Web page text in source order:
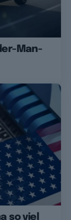
Man-
so viel